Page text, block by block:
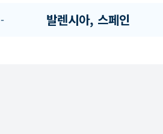
- 발렌시아, 스페인